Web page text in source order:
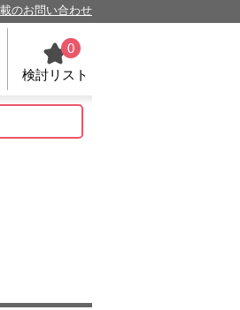
のお問い合わせ
0
検討リスト